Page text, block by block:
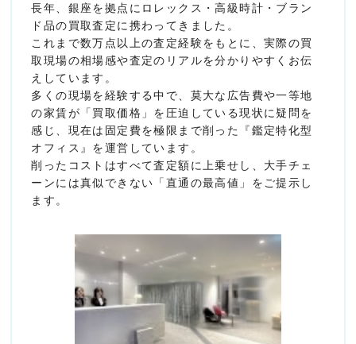
長年、銀座を拠点にロレックス・高級時計・ブラン
ド品の買取査定に携わってきました。
これまで数万点以上の査定経験をもとに、実際の買
取現場の相場感や査定のリアルを分かりやすくお伝
えしています。
多くの現場を経験する中で、莫大な広告費や一等地
の家賃が「買取価格」を圧迫している現状に疑問を
感じ、現在は固定費を極限まで削った『鑑定特化型
オフィス』を運営しています。
削ったコストはすべて査定額に上乗せし、大手チェ
ーンには真似できない「直通の最高値」をご提示し
ます。